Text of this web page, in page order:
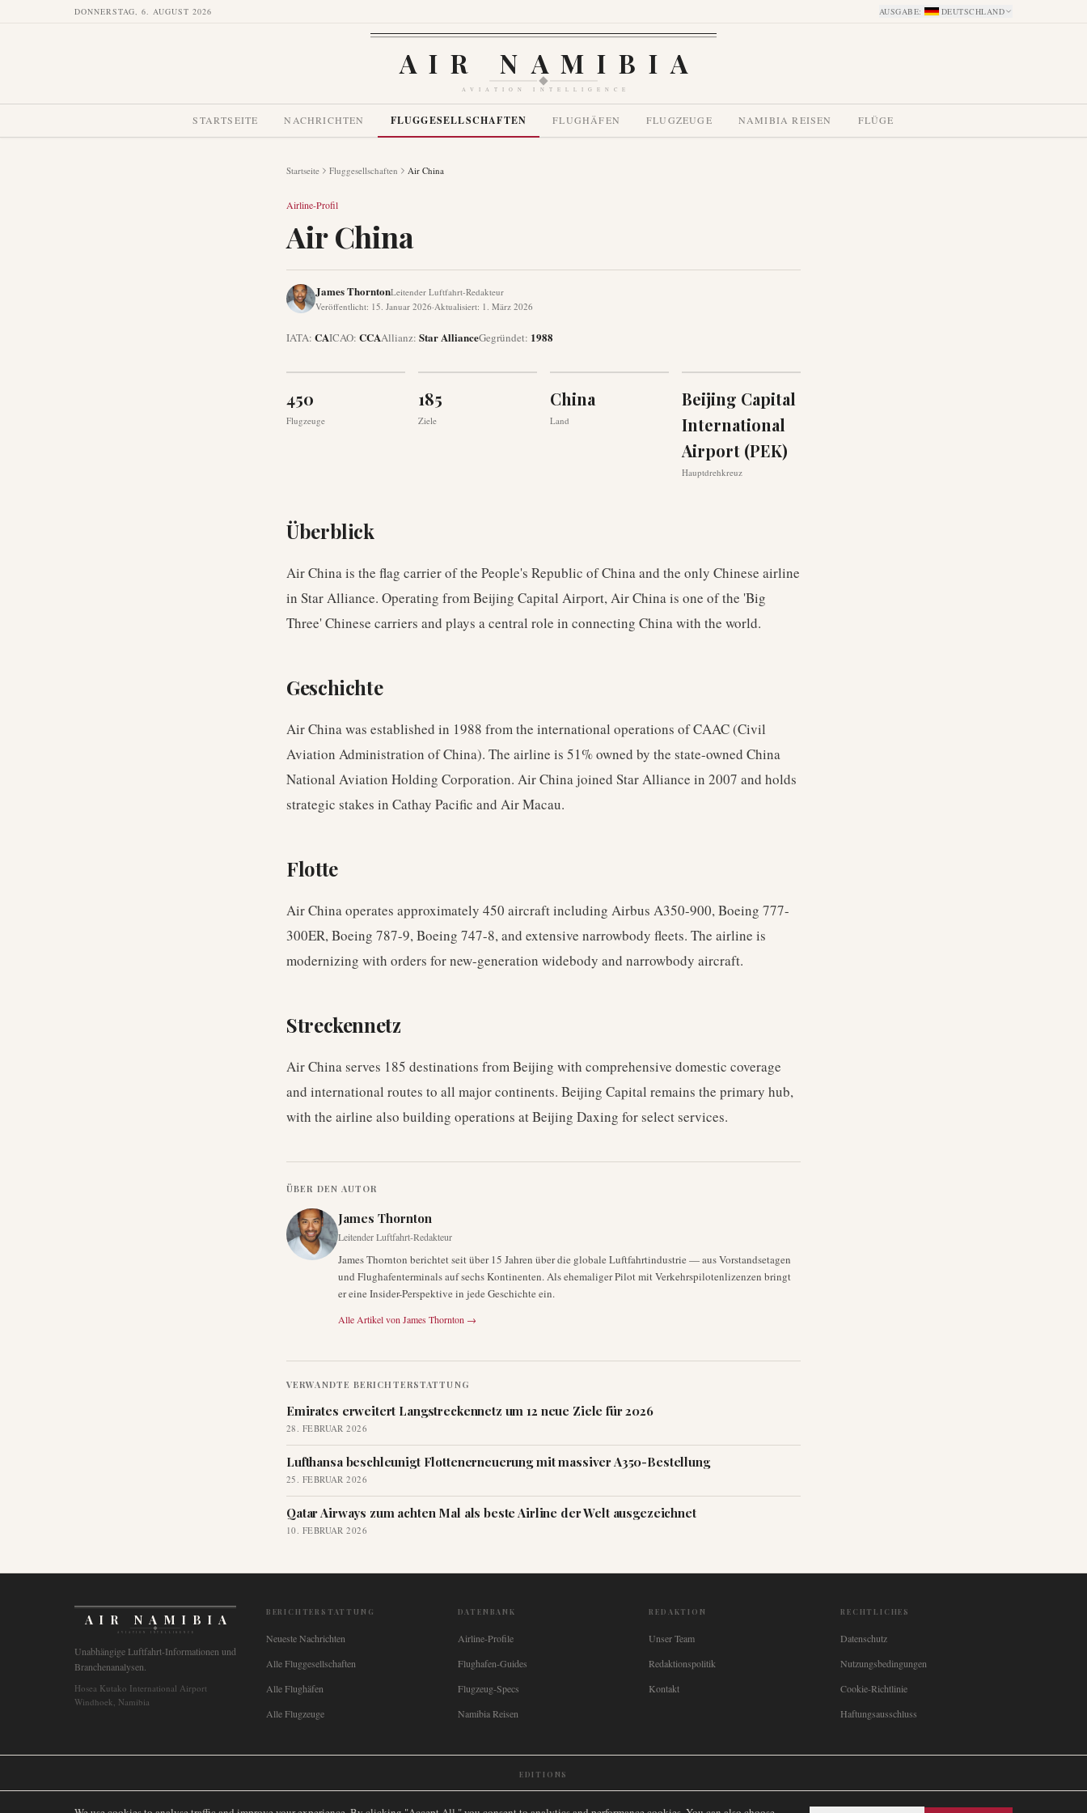
DONNERSTAG, 6. AUGUST 2026 AUSGABE: DEUTSCHLAND
AIR NAMIBIA
AVIATION INTELLIGENCE
STARTSEITE NACHRICHTEN FLUGGESELLSCHAFTEN FLUGHÄFEN FLUGZEUGE NAMIBIA REISEN FLÜGE
Startseite Fluggesellschaften Air China
Airline-Profil
Air China
James ThorntonLeitender Luftfahrt-Redakteur
Veröffentlicht: 15. Januar 2026·Aktualisiert: 1. März 2026
IATA: CAICAO: CCAAllianz: Star AllianceGegründet: 1988
450
Flugzeuge
185
Ziele
China
Land
Beijing Capital
International
Airport (PEK)
Hauptdrehkreuz
Überblick
Air China is the flag carrier of the People's Republic of China and the only Chinese airline
in Star Alliance. Operating from Beijing Capital Airport, Air China is one of the 'Big
Three' Chinese carriers and plays a central role in connecting China with the world.
Geschichte
Air China was established in 1988 from the international operations of CAAC (Civil
Aviation Administration of China). The airline is 51% owned by the state-owned China
National Aviation Holding Corporation. Air China joined Star Alliance in 2007 and holds
strategic stakes in Cathay Pacific and Air Macau.
Flotte
Air China operates approximately 450 aircraft including Airbus A350-900, Boeing 777-
300ER, Boeing 787-9, Boeing 747-8, and extensive narrowbody fleets. The airline is
modernizing with orders for new-generation widebody and narrowbody aircraft.
Streckennetz
Air China serves 185 destinations from Beijing with comprehensive domestic coverage
and international routes to all major continents. Beijing Capital remains the primary hub,
with the airline also building operations at Beijing Daxing for select services.
ÜBER DEN AUTOR
James Thornton
Leitender Luftfahrt-Redakteur
James Thornton berichtet seit über 15 Jahren über die globale Luftfahrtindustrie — aus Vorstandsetagen
und Flughafenterminals auf sechs Kontinenten. Als ehemaliger Pilot mit Verkehrspilotenlizenzen bringt
er eine Insider-Perspektive in jede Geschichte ein.
Alle Artikel von James Thornton →
VERWANDTE BERICHTERSTATTUNG
Emirates erweitert Langstreckennetz um 12 neue Ziele für 2026
28. FEBRUAR 2026
Lufthansa beschleunigt Flottenerneuerung mit massiver A350-Bestellung
25. FEBRUAR 2026
Qatar Airways zum achten Mal als beste Airline der Welt ausgezeichnet
10. FEBRUAR 2026
AIR NAMIBIA
AVIATION INTELLIGENCE
Unabhängige Luftfahrt-Informationen und
Branchenanalysen.
Hosea Kutako International Airport
Windhoek, Namibia
BERICHTERSTATTUNG
Neueste Nachrichten
Alle Fluggesellschaften
Alle Flughäfen
Alle Flugzeuge
DATENBANK
Airline-Profile
Flughafen-Guides
Flugzeug-Specs
Namibia Reisen
REDAKTION
Unser Team
Redaktionspolitik
Kontakt
RECHTLICHES
Datenschutz
Nutzungsbedingungen
Cookie-Richtlinie
Haftungsausschluss
EDITIONS